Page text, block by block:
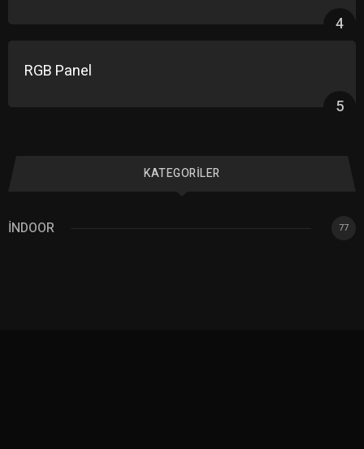
4
RGB Panel
5
KATEGORILER
İNDOOR 77